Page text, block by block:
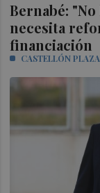
Bernabé:
necesita
financiación
CASTELLÓN PLAZA